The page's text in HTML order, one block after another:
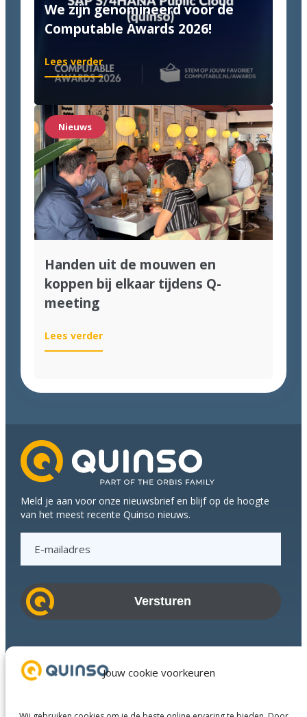
Jouw cookie voorkeuren
We zijn genomineerd voor de
Computable Awards 2026!
Lees verder:
We
genomineerd
voor
de
Computable
Awards
2026!
Nieuws
Handen uit de mouwen en
koppen bij elkaar tijdens Q-
meeting
Lees verder:
Handen
mouwen
elkaar
tijdens
Q-
meeting
Meld je aan voor onze nieuwsbrief en blijf op de hoogte
van het meest recente Quinso nieuws.
a
i
a
d
r
s
Succesverhalen
Diensten
Over ons